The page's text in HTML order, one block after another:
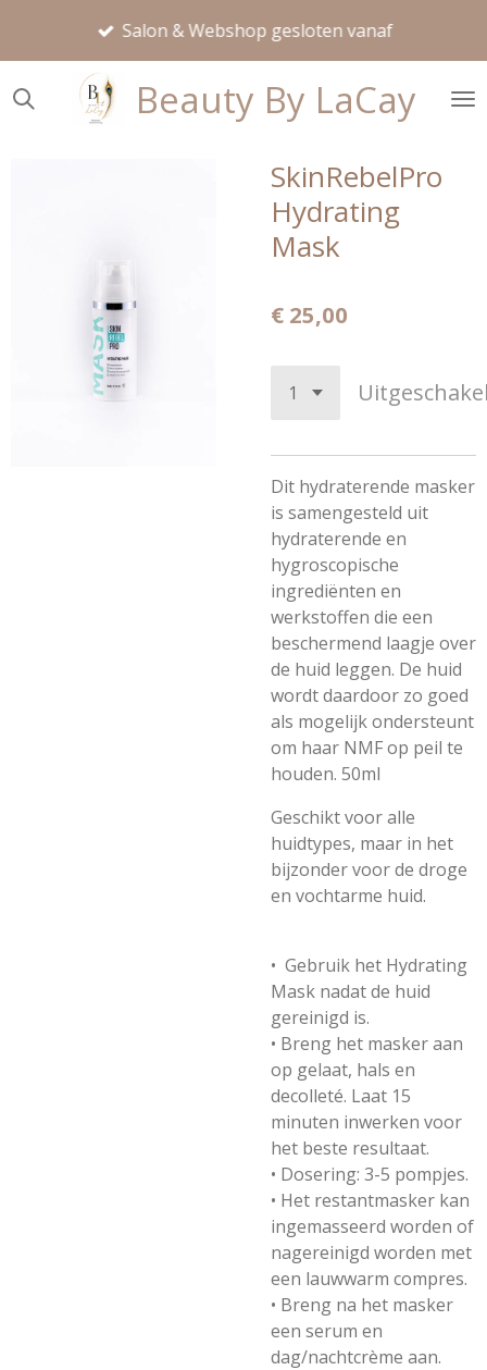
de
hoofdinhoud
Beauty By LaCay
Salon & Webshop gesloten vanaf
SkinRebelPro
Hydrating
Mask
€ 25,00
Dit hydraterende masker
is samengesteld uit
hydraterende en
hygroscopische
ingrediënten en
werkstoffen die een
beschermend laagje over
de huid leggen. De huid
wordt daardoor zo goed
als mogelijk ondersteunt
om haar NMF op peil te
houden. 50ml
Geschikt voor alle
huidtypes, maar in het
bijzonder voor de droge
en vochtarme huid.
• Gebruik het Hydrating
Mask nadat de huid
gereinigd is.
• Breng het masker aan
op gelaat, hals en
decolleté. Laat 15
minuten inwerken voor
het beste resultaat.
• Dosering: 3-5 pompjes.
• Het restantmasker kan
ingemasseerd worden of
nagereinigd worden met
een lauwwarm compres.
• Breng na het masker
een serum en
dag/nachtcrème aan.